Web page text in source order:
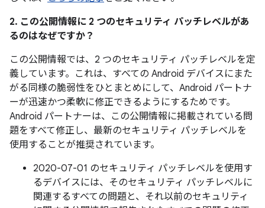
2. この公開情報に 2 つのセキュリティ パッチレベルがあ
るのはなぜですか？
この公開情報では、2 つのセキュリティ パッチレベルを定
義しています。これは、すべての Android デバイスにまた
がる同様の脆弱性をひとまとめにして、Android パートナ
ーが迅速かつ柔軟に修正できるようにするためです。
Android パートナーは、この公開情報に掲載されている問
題をすべて修正し、最新のセキュリティ パッチレベルを
使用することが推奨されています。
2020-07-01 のセキュリティ パッチレベルを使用す
るデバイスには、そのセキュリティ パッチレベルに
関連するすべての問題と、それ以前のセキュリティ